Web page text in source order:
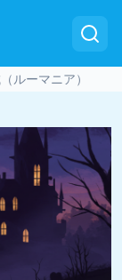
ルーマニア）